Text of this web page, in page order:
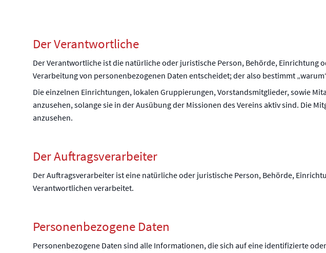
Der Verantwortliche
Der Verantwortliche ist die natürliche oder juristische Person, Behörde,
Verarbeitung von personenbezogenen Daten entscheidet; der also bestimmt
Die einzelnen Einrichtungen, lokalen Gruppierungen, Vorstandsmitglieder, sowie
anzusehen, solange sie in der Ausübung der Missionen des Vereins aktiv sind. Die
anzusehen.
Der Auftragsverarbeiter
Der Auftragsverarbeiter ist eine natürliche oder juristische Person, Behörde,
Verantwortlichen verarbeitet.
Personenbezogene Daten
Personenbezogene Daten sind alle Informationen, die sich auf eine identifizierte